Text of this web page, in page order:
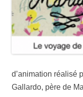
d’animation réalisé
Gallardo, père de